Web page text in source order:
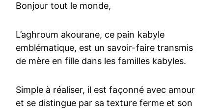
Bonjour tout le monde,
L’aghroum akourane, ce pain kabyle
emblématique, est un savoir-faire transmis
de mère en fille dans les familles kabyles.
Simple à réaliser, il est façonné avec amour
et se distingue par sa texture ferme et son